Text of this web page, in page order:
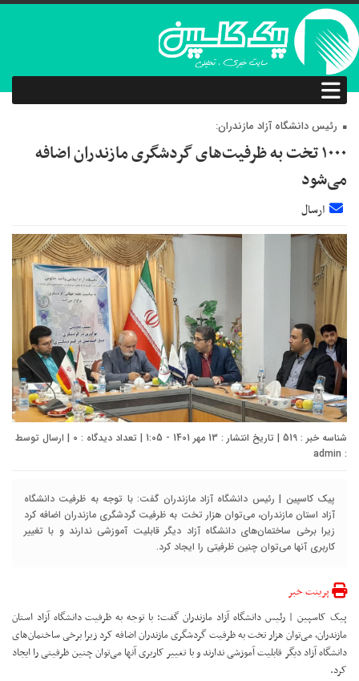
رئیس دانشگاه آزاد مازندران:
۱۰۰۰ تخت به ظرفیت‌های گردشگری مازندران اضافه
می‌شود
ارسال
شناسه خبر : 519 | تاریخ انتشار : 13 مهر 1401 - 1:05 | تعداد دیدگاه : 0 | ارسال توسط
:
admin
پیک کاسپین | رئیس دانشگاه آزاد مازندران گفت: با توجه به ظرفیت دانشگاه
آزاد استان مازندران، می‌توان هزار تخت به ظرفیت گردشگری مازندران اضافه کرد
زیرا برخی ساختمان‌های دانشگاه آزاد دیگر قابلیت آموزشی ندارند و با تغییر
کاربری آنها می‌توان چنین ظرفیتی را ایجاد کرد.
پرینت خبر
پیک کاسپین | رئیس دانشگاه آزاد مازندران گفت: با توجه به ظرفیت دانشگاه آزاد استان
مازندران، می‌توان هزار تخت به ظرفیت گردشگری مازندران اضافه کرد زیرا برخی ساختمان‌های
دانشگاه آزاد دیگر قابلیت آموزشی ندارند و با تغییر کاربری آنها می‌توان چنین ظرفیتی را ایجاد
کرد.